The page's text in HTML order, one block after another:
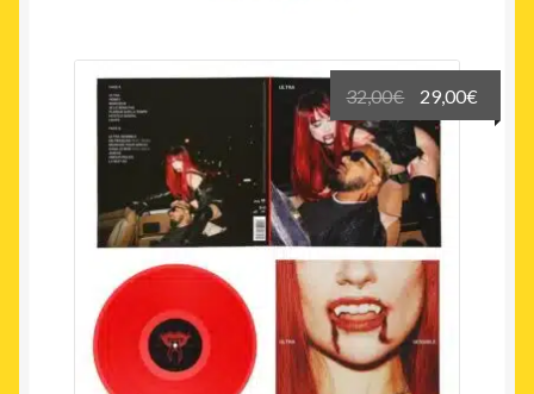
32,00€
Le
prix
initial
était :
32,00€.
29,00€
prix